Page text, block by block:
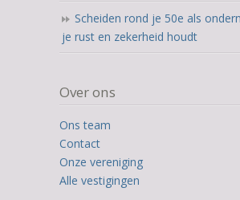
Scheiden rond je 50e als
je rust en zekerheid houdt
Over ons
Ons team
Contact
Onze vereniging
Alle vestigingen